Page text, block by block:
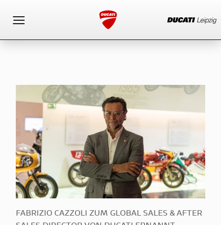
FABRIZIO CAZZOLI ZUM GLOBAL SALES & AFTER